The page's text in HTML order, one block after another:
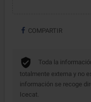
COMPARTIR
Toda la
totalmente externa y no
información se recoge
Icecat.